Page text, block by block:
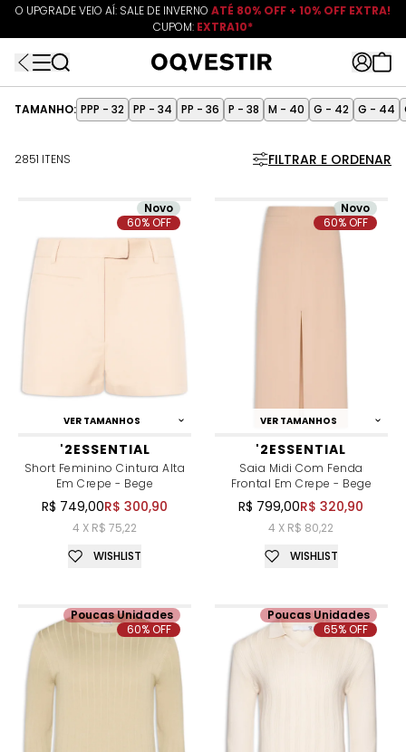
O UPGRADE VEIO AÍ: SALE DE INVERNO ATÉ 80% OFF + 10% OFF EXTRA!
CUPOM: EXTRA10*
FRETEAPP
R$499*
TAMANHO: PPP - 32 PP - 34 PP - 36 P - 38 M - 40 G - 42 G - 44
2851 ITENS FILTRAR E ORDENAR
VER TAMANHOS
'2ESSENTIAL
Short Feminino Cintura Alta
Em Crepe - Bege
R$ 749,00R$ 300,90
4 X R$ 75,22
Novo
60% OFF
WISHLIST
VER TAMANHOS
'2ESSENTIAL
Saia Midi Com Fenda
Frontal Em Crepe - Bege
R$ 799,00R$ 320,90
4 X R$ 80,22
Novo
60% OFF
WISHLIST
Poucas Unidades
60% OFF
Poucas Unidades
65% OFF